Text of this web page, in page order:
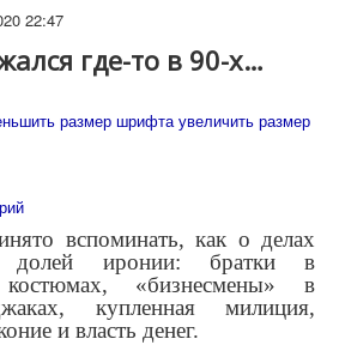
22:47
где-то в 90-х…
размер шрифта увеличить размер
вспоминать, как о делах
иронии: братки в
костюмах, «бизнесмены» в
купленная милиция,
и власть денег.